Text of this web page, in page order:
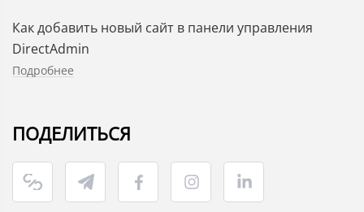
Как добавить новый сайт в панели управления
DirectAdmin
Подробнее
ПОДЕЛИТЬСЯ